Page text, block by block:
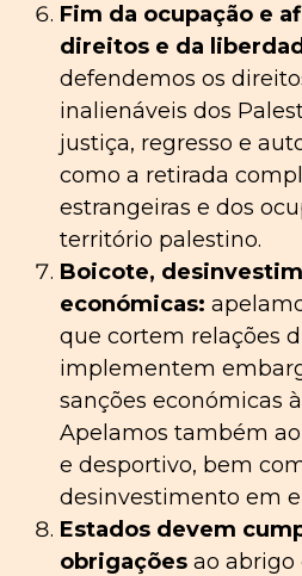
Fim da ocupação e
direitos e da
defendemos os
inalienáveis dos
justiça, regresso e
como a retirada
estrangeiras e dos
território palestino.
Boicote,
económicas:
que cortem relações
implementem
sanções económicas
Apelamos também
e desportivo, bem
desinvestimento em
Estados devem
obrigações ao abrigo